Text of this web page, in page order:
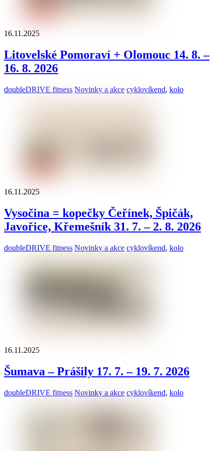
16.11.2025
Litovelské Pomoraví + Olomouc 14. 8. –
16. 8. 2026
doubleDRIVE fitness Novinky a akce cyklovíkend, kolo
16.11.2025
Vysočina = kopečky Čeřínek, Špičák,
Javořice, Křemešník 31. 7. – 2. 8. 2026
doubleDRIVE fitness Novinky a akce cyklovíkend, kolo
16.11.2025
Šumava – Prášily 17. 7. – 19. 7. 2026
doubleDRIVE fitness Novinky a akce cyklovíkend, kolo